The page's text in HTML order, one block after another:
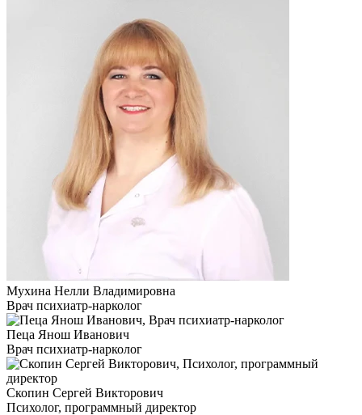
Мухина Нелли Владимировна
Врач психиатр-нарколог
Пеца Янош Иванович
Врач психиатр-нарколог
Скопин Сергей Викторович
Психолог, программный директор